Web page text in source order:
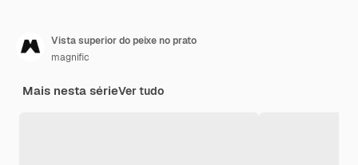
Vista superior do peixe no prato
magnific
Mais nesta sérieVer tudo